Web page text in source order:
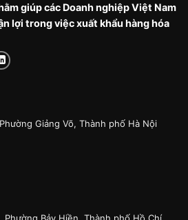
giúp các Doanh nghiệp Việt Nam
lợi trong việc xuất khẩu hàng hóa
Giảng Võ, Thành phố Hà Nội
Phường Bảy Hiền, Thành phố Hồ Chí